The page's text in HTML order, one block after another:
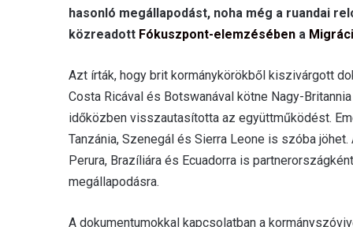
hasonló megállapodást, noha még a ruandai
közreadott Fókuszpont-elemzésében a
Azt írták, hogy brit kormánykörökből kiszivárgott
Costa Ricával és Botswanával kötne Nagy-
időközben visszautasította az együttműködést.
Tanzánia, Szenegál és Sierra Leone is szóba
Perura, Brazíliára és Ecuadorra is
megállapodásra.
A dokumentumokkal kapcsolatban a